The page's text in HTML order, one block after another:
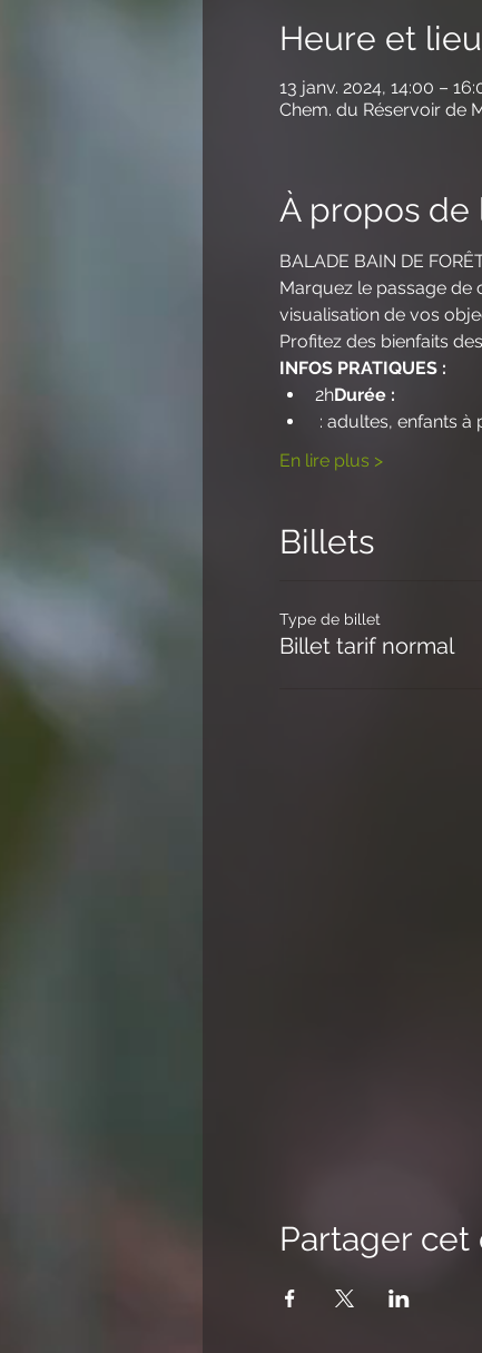
Heure et lieu
13 janv. 2024, 14:00 –
Chem. du Réservoir de
À propos
BALADE BAIN DE
Marquez le passage de
visualisation de vos
Profitez des bienfaits
INFOS PRATIQUES :
2hDurée :
: adultes, enfants à
En lire plus >
Billets
Type de billet
Billet tarif normal
Partager